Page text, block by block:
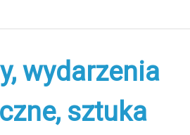
wydarzenia
sztuka